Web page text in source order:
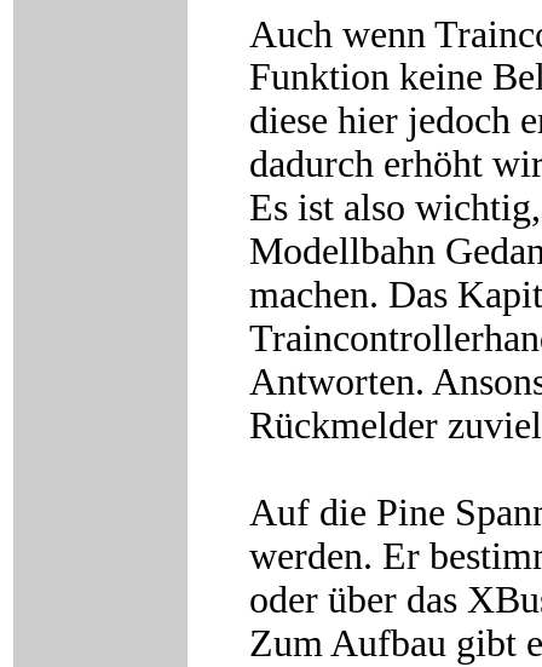
Auch wenn
Funktion keine
diese hier jedoch
dadurch erhöht
Es ist also
Modellbahn
machen. Das
Antworten.
Rückmelder
Auf die Pine
werden. Er
oder über das
Zum Aufbau gibt